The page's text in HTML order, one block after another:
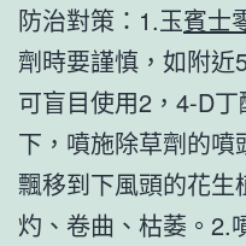
防治對策：1.玉賓士
劑時要謹慎，如附
可盲目使用2，4-D
下，噴施除草劑的
飄移到下風頭的花生
灼、卷曲、枯萎。2.